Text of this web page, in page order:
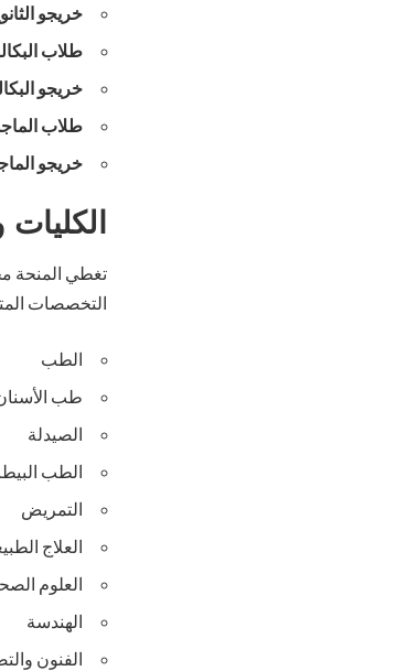
خريجو
طلاب
خريجو
طلاب
خريجو
تغطي المنحة
التخصصات
الطب
طب
الصيدلة
الطب
التمريض
العلاج
العلوم
الهندسة
الفنون